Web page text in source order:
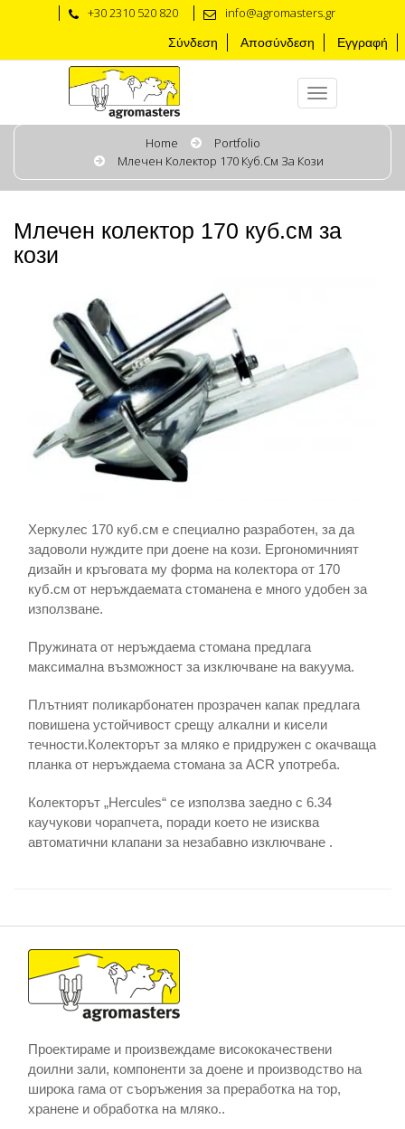
+30 2310 520 820 info@agromasters.gr
Σύνδεση Αποσύνδεση Εγγραφή
Home
Portfolio
Млечен Колектор 170 Куб.см За Кози
Млечен колектор 170 куб.см за
кози
Херкулес 170 куб.см е специално разработен, за да
задоволи нуждите при доене на кози. Ергономичният
дизайн и кръговата му форма на колектора от 170
куб.см от неръждаемата стоманена е много удобен за
използване.
Пружината от неръждаема стомана предлага
максимална възможност за изключване на вакуума.
Плътният поликарбонатен прозрачен капак предлага
повишена устойчивост срещу алкални и кисели
течности.Колекторът за мляко е придружен с окачваща
планка от неръждаема стомана за ACR употреба.
Колекторът „Hercules“ се използва заедно с 6.34
каучукови чорапчета, поради което не изисква
автоматични клапани за незабавно изключване .
Проектираме и произвеждаме висококачествени
доилни зали, компоненти за доене и производство на
широка гама от съоръжения за преработка на тор,
хранене и обработка на мляко..